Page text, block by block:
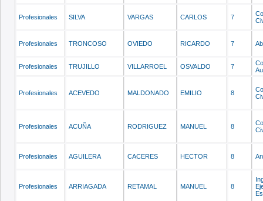
Profesionales SILVA VARGAS CARLOS 7
Profesionales TRONCOSO OVIEDO RICARDO 7
Profesionales TRUJILLO VILLARROEL OSVALDO 7
Profesionales ACEVEDO MALDONADO EMILIO 8
Profesionales ACUÑA RODRIGUEZ MANUEL 8
Profesionales AGUILERA CACERES HECTOR 8
Profesionales ARRIAGADA RETAMAL MANUEL 8